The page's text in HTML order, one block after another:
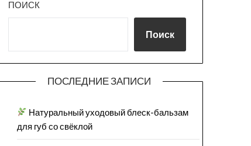
ПОИСК
Поиск
ПОСЛЕДНИЕ ЗАПИСИ
Натуральный уходовый блеск-бальзам
для губ со свёклой